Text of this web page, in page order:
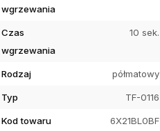
wgrzewania
Czas
wgrzewania
10 sek.
Rodzaj półmatowy
Typ TF-0116
Kod towaru 6X21BL0BF